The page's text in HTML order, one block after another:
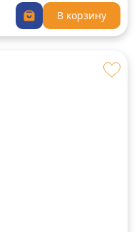
В корзину